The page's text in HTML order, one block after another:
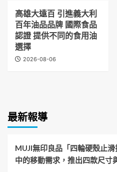
高雄大遠百 引進義大利
百年油品品牌 國際食品
認證 提供不同的食用油
選擇
2026-08-06
最新報導
MUJI無印良品「四輪硬殼止
中的移動需求，推出四款尺寸